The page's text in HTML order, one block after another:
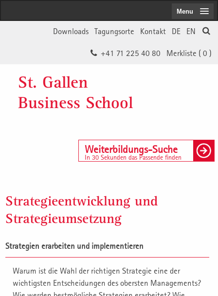
EN
DE
Kontakt
Tagungsorte
Downloads
Merkliste ( 0 )
+41 71 225 40 80
St. Gallen
Business School
Weiterbildungs-Suche
In 30 Sekunden das Passende finden
Menu
Strategieentwicklung und
Strategieumsetzung
Strategien erarbeiten und implementieren
Warum ist die Wahl der richtigen Strategie eine der
wichtigsten Entscheidungen des obersten Managements?